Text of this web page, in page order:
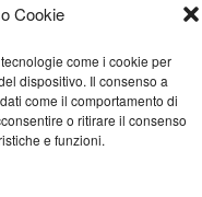
Cookie
come i cookie per
dispositivo. Il consenso a
come il comportamento di
o ritirare il consenso
e funzioni.